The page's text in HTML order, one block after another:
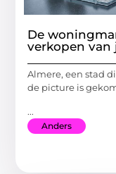
De
verkopen van
Almere, een stad
de picture is
...
Anders